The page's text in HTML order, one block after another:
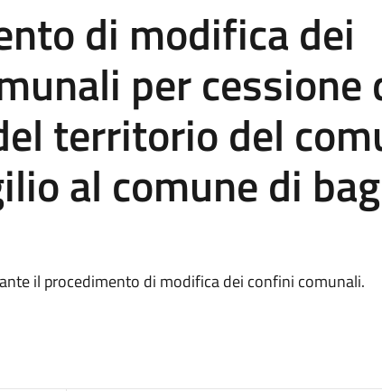
di modifica dei
per cessione
territorio del
al comune di
il procedimento di modifica dei confini comunali.